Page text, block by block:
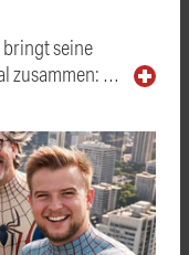
seine
zusammen: …